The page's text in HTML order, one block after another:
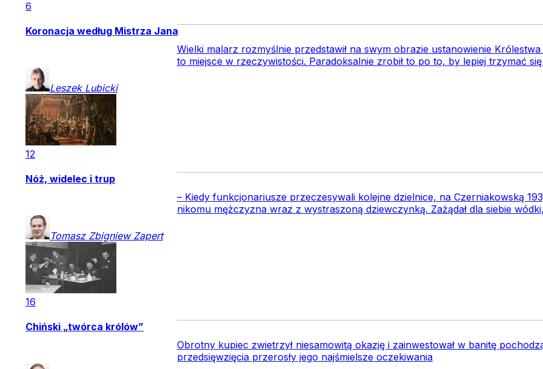
6
Koronacja według Mistrza Jana
Wielki malarz rozmyślnie przedstawił na swym obrazie ustanowienie
to miejsce w rzeczywistości. Paradoksalnie zrobił to po to, by lepiej trzymać
Leszek Lubicki
12
Nóż, widelec i trup
– Kiedy funkcjonariusze przeczesywali kolejne dzielnice, na Czerniakowską
nikomu mężczyzna wraz z wystraszoną dziewczynką. Zażądał dla siebie
Tomasz Zbigniew Zapert
16
Chiński „twórca królów”
Obrotny kupiec zwietrzył niesamowitą okazję i zainwestował w banitę
przedsięwzięcia przerosły jego najśmielsze oczekiwania